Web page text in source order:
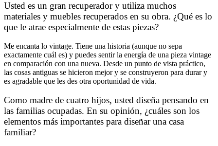
Usted es un gran recuperador y utiliza muchos
materiales y muebles recuperados en su obra. ¿Qué es lo
que le atrae especialmente de estas piezas?
Me encanta lo vintage. Tiene una historia (aunque no sepa
exactamente cuál es) y puedes sentir la energía de una pieza vintage
en comparación con una nueva. Desde un punto de vista práctico,
las cosas antiguas se hicieron mejor y se construyeron para durar y
es agradable que les des otra oportunidad de vida.
Como madre de cuatro hijos, usted diseña pensando en
las familias ocupadas. En su opinión, ¿cuáles son los
elementos más importantes para diseñar una casa
familiar?